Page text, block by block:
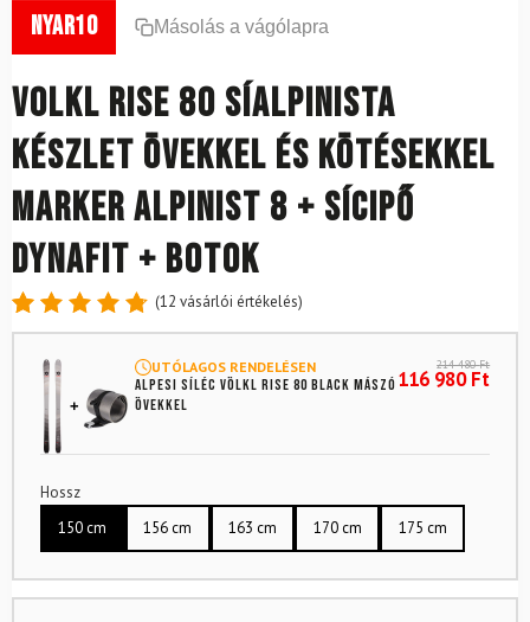
nyar10 Másolás a vágólapra
Volkl Rise 80 síalpinista
készlet övekkel és kötésekkel
Marker Alpinist 8 + sícipő
Dynafit + botok
Értékelés
4.83
5-ből,
12
értékelés
alapján
(12 vásárlói értékelés)
UTÓLAGOS RENDELÉSEN
Alpesi síléc VÖLKL Rise 80 Black mászó
övekkel
214 480Ft
116 980Ft
Hossz
150 cm
156 cm 163 cm 170 cm 175 cm